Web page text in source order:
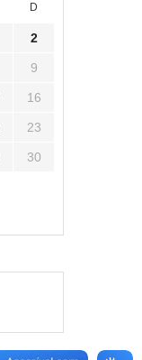
D
2
9
16
23
30